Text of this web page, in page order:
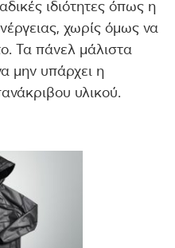
ιδιότητες όπως η
χωρίς όμως να
Τα πάνελ μάλιστα
μην υπάρχει η
υλικού.